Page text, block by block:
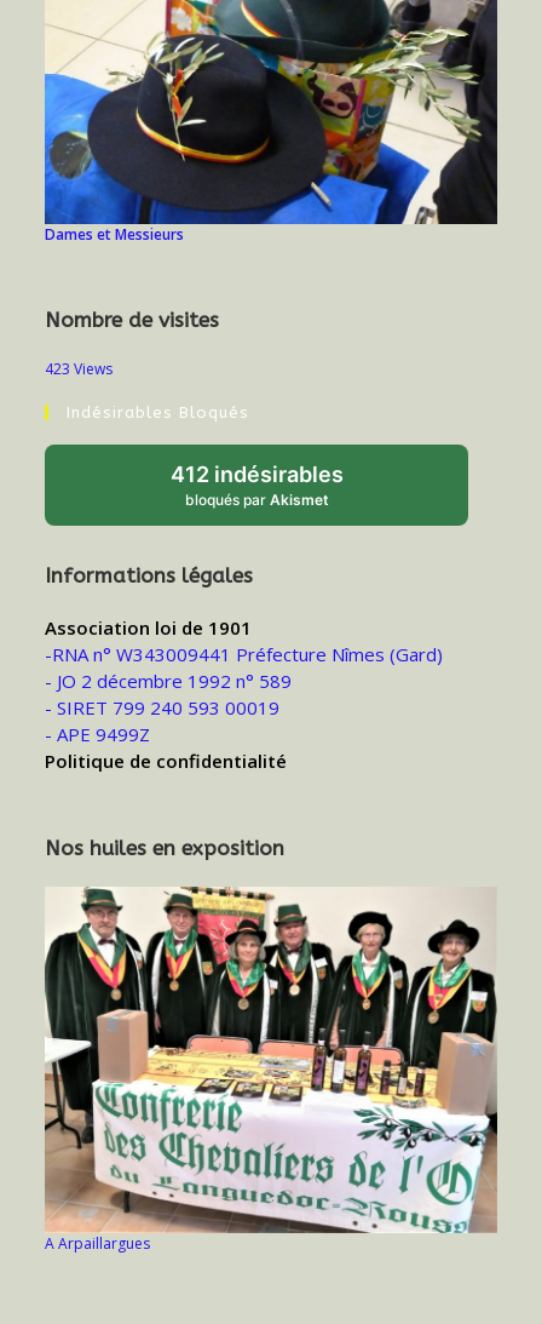
Dames et Messieurs
Nombre de visites
423 Views
Indésirables Bloqués
412 indésirables
bloqués par Akismet
Informations légales
Association loi de 1901
-RNA n° W343009441 Préfecture Nîmes (Gard)
- JO 2 décembre 1992 n° 589
- SIRET 799 240 593 00019
- APE 9499Z
Politique de confidentialité
Nos huiles en exposition
A Arpaillargues